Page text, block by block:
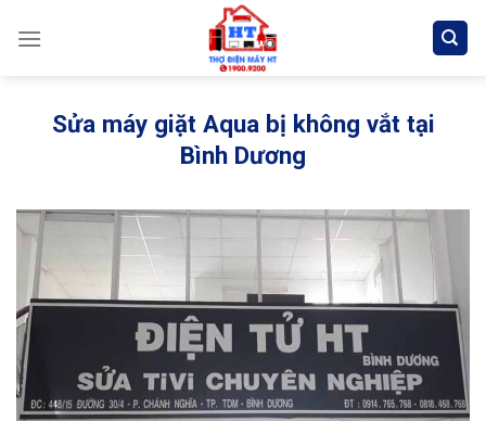
Sửa máy giặt Aqua bị không vắt tại
Bình Dương